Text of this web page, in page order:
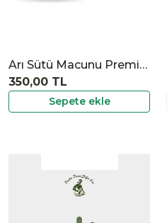
Arı Sütü Macunu Premium 420 gr
Sepete ekle
350,00 TL